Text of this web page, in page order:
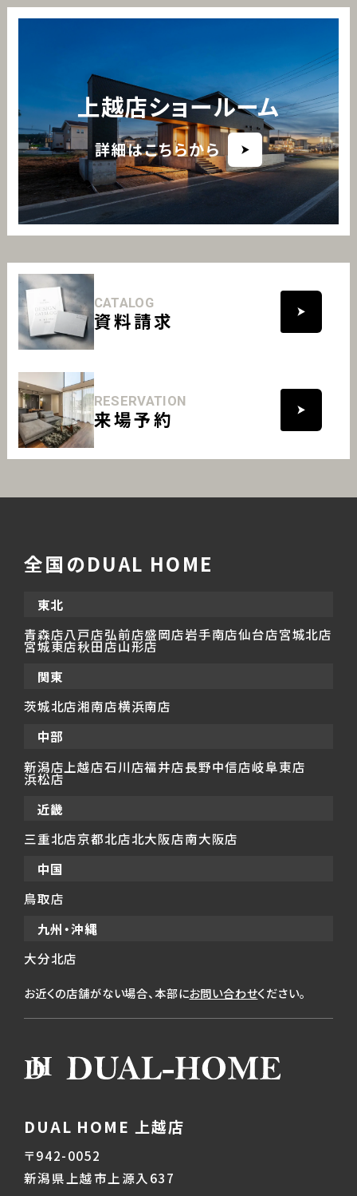
上越店ショールーム
詳細はこちらから
CATALOG
資料請求
RESERVATION
来場予約
全国のDUAL HOME
東北
青森店八戸店弘前店盛岡店岩手南店仙台店宮城北店
宮城東店秋田店山形店
関東
茨城北店湘南店横浜南店
中部
新潟店 上越店石川店福井店長野中信店岐阜東店
浜松店
近畿
三重北店京都北店北大阪店南大阪店
中国
鳥取店
九州・沖縄
大分北店
お近くの店舗がない場合、本部にお問い合わせください。
DUAL HOME 上越店
〒942-0052
新潟県上越市上源入637